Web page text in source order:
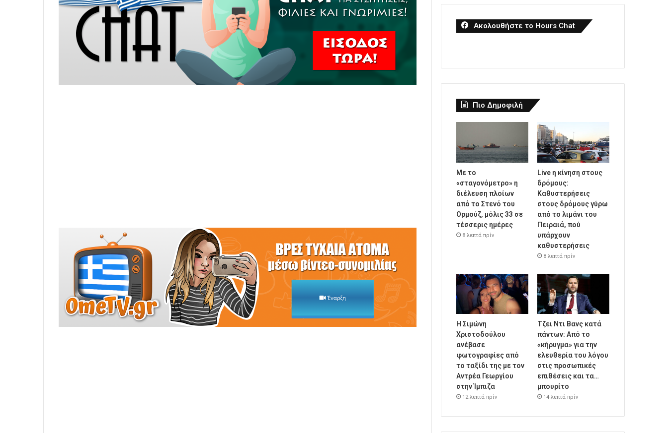
Ακολουθήστε το Hours Chat
Πιο Δημοφιλή
Με το
«σταγονόμετρο» η
διέλευση πλοίων
από το Στενό του
Ορμούζ, μόλις 33 σε
τέσσερις ημέρες
8 λεπτά πρίν
Live η κίνηση στους
δρόμους:
Καθυστερήσεις
στους δρόμους γύρω
από το λιμάνι του
Πειραιά, πού
υπάρχουν
καθυστερήσεις
8 λεπτά πρίν
Η Σιμώνη
Χριστοδούλου
ανέβασε
φωτογραφίες από
το ταξίδι της με τον
Αντρέα Γεωργίου
στην Ίμπιζα
12 λεπτά πρίν
Τζει Ντι Βανς κατά
πάντων: Από το
«κήρυγμα» για την
ελευθερία του λόγου
στις προσωπικές
επιθέσεις και τα…
μπουρίτο
14 λεπτά πρίν